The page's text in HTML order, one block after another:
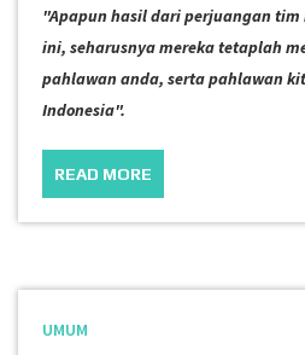
"Apapun hasil dari perjuangan tim
ini, seharusnya mereka tetaplah
pahlawan anda, serta pahlawan
Indonesia".
READ MORE
UMUM